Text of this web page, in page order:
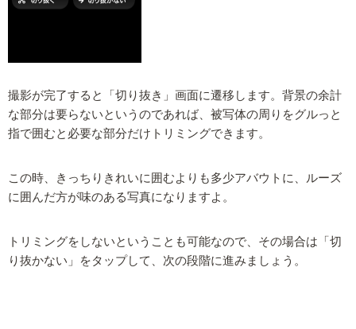
撮影が完了すると「切り抜き」画面に遷移します。背景の余計
な部分は要らないというのであれば、被写体の周りをグルっと
指で囲むと必要な部分だけトリミングできます。
この時、きっちりきれいに囲むよりも多少アバウトに、ルーズ
に囲んだ方が味のある写真になりますよ。
トリミングをしないということも可能なので、その場合は「切
り抜かない」をタップして、次の段階に進みましょう。